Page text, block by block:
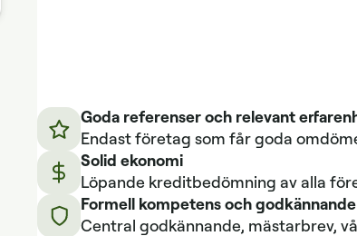
Goda referenser och relevant
Endast företag som får goda
Solid ekonomi
Löpande kreditbedömning av alla
Formell kompetens och
Central godkännande, mästarbrev,